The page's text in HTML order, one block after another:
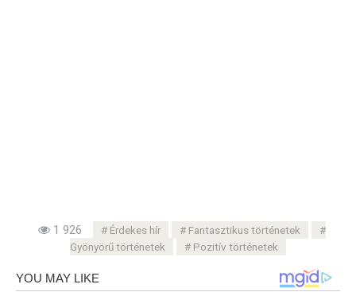
1 926 Érdekes hír
Fantasztikus történetek
Gyönyörű történetek
Pozitív történetek